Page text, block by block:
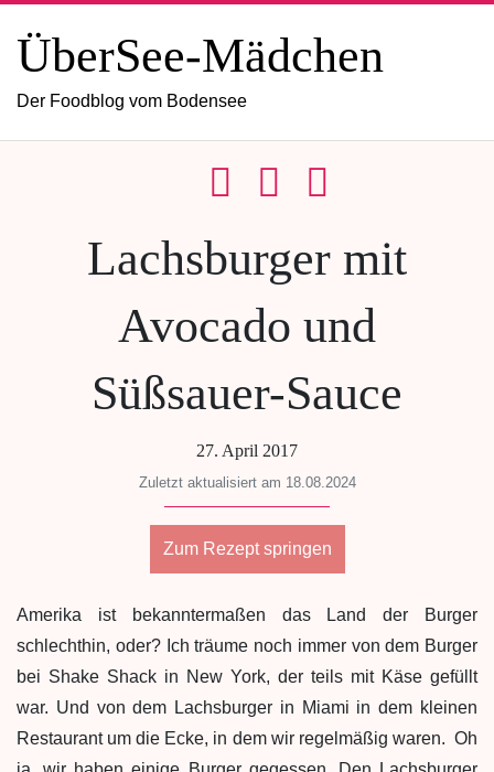
ÜberSee-Mädchen
Der Foodblog vom Bodensee
Lachsburger mit
Avocado und
Süßsauer-Sauce
27. April 2017
Zuletzt aktualisiert am 18.08.2024
Zum Rezept springen
Amerika ist bekanntermaßen das Land der Burger
schlechthin, oder? Ich träume noch immer von dem Burger
bei Shake Shack in New York, der teils mit Käse gefüllt
war. Und von dem Lachsburger in Miami in dem kleinen
Restaurant um die Ecke, in dem wir regelmäßig waren. Oh